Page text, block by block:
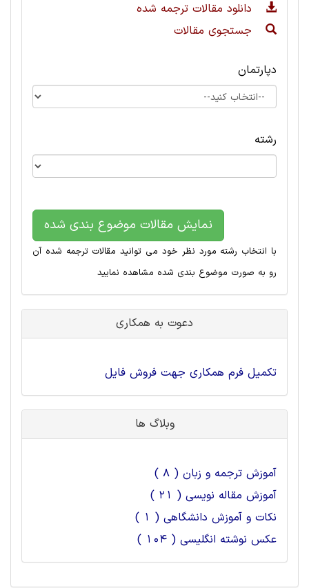
دانلود مقالات ترجمه شده
جستجوی مقالات
دپارتمان
رشته
نمایش مقالات موضوع بندی شده
با انتخاب رشته مورد نظر خود می توانید مقالات ترجمه شده آن
رو به صورت موضوع بندی شده مشاهده نمایید
دعوت به همکاری
تکمیل فرم همکاری جهت فروش فایل
وبلاگ ها
آموزش ترجمه و زبان ( 8 )
آموزش مقاله نویسی ( 21 )
نکات و آموزش دانشگاهی ( 1 )
عکس نوشته انگلیسی ( 104 )